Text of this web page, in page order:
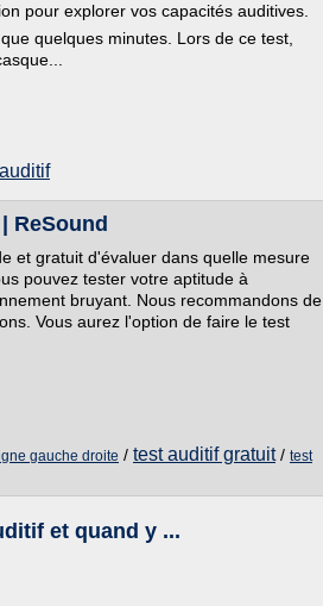
pour explorer vos capacités auditives.
quelques minutes. Lors de ce test,
ReSound
et gratuit d'évaluer dans quelle mesure
pouvez tester votre aptitude à
bruyant. Nous recommandons de
Vous aurez l'option de faire le test
gauche droite / test auditif gratuit/ test
et quand y ...